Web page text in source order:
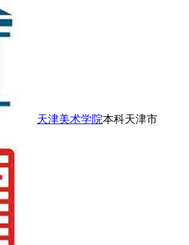
天津美术学院本科天津市